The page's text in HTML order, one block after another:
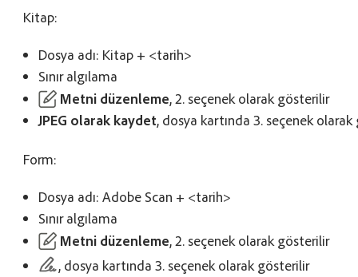
Kitap:
Dosya adı: Kitap + <tarih>
Sınır algılama
Metni düzenleme, 2. seçenek olarak gösterilir
JPEG olarak kaydet, dosya kartında 3. seçenek
Form:
Dosya adı: Adobe Scan + <tarih>
Sınır algılama
Metni düzenleme, 2. seçenek olarak gösterilir
, dosya kartında 3. seçenek olarak gösterilir